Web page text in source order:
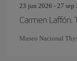
23 jun 2026 - 27 sep
Carmen Laffón.
Museo Nacional